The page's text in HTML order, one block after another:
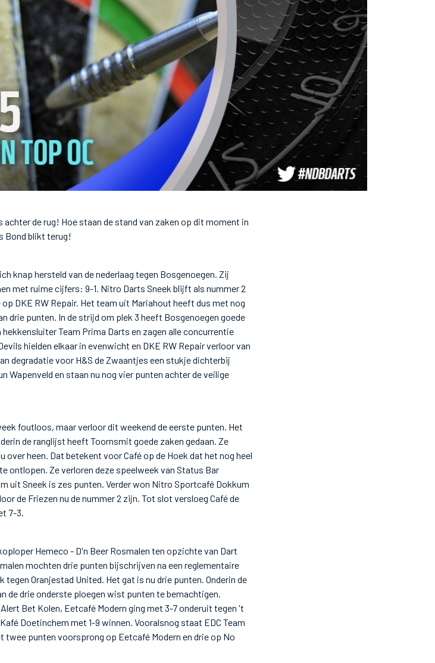
de rug! Hoe staan de stand van zaken op dit moment in
Bond blikt terug!
knap hersteld van de nederlaag tegen Bosgenoegen. Zij
met ruime cijfers: 9-1. Nitro Darts Sneek blijft als nummer 2
DKE RW Repair. Het team uit Mariahout heeft dus met nog
drie punten. In de strijd om plek 3 heeft Bosgenoegen goede
Team Prima Darts en zagen alle concurrentie
hielden elkaar in evenwicht en DKE RW Repair verloor van
degradatie voor H&S de Zwaantjes een stukje dichterbij
Wapenveld en staan nu nog vier punten achter de veilige
foutloos, maar verloor dit weekend de eerste punten. Het
de ranglijst heeft Toornsmit goede zaken gedaan. Ze
over heen. Dat betekent voor Café op de Hoek dat het nog heel
Ze verloren deze speelweek van Status Bar
uit Sneek is zes punten. Verder won Nitro Sportcafé Dokkum
de Friezen nu de nummer 2 zijn. Tot slot versloeg Café de
7-3.
Hemeco - D'n Beer Rosmalen ten opzichte van Dart
mochten drie punten bijschrijven na een reglementaire
Oranjestad United. Het gat is nu drie punten. Onderin de
de drie onderste ploegen wist punten te bemachtigen.
Bet Kolen, Eetcafé Modern ging met 3-7 onderuit tegen 't
Doetinchem met 1-9 winnen. Vooralsnog staat EDC Team
punten voorsprong op Eetcafé Modern en drie op No